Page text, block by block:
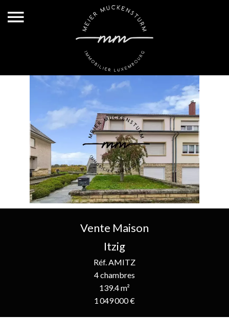
Vente Maison
Itzig
Réf. AMITZ
4 chambres
139.4 m²
1 049 000 €